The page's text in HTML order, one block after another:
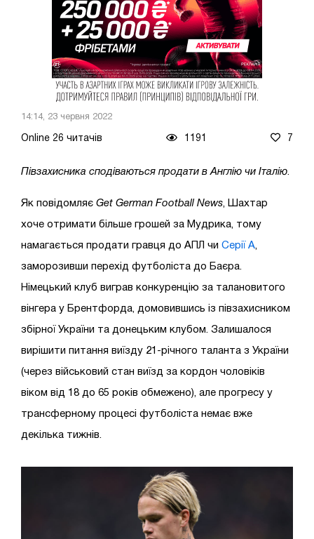
14:14, 23 червня 2022
Online 26 читачів 1191 7
Півзахисника сподіваються продати в Англію чи Італію
Як повідомляє Get German Football News , Шахтар
хоче отримати більше грошей за Мудрика, тому
намагається продати гравця до АПЛ чи Серії А
заморозивши перехід футболіста до Баєра.
Німецький клуб виграв конкуренцію за талановитого
вінгера у Брентфорда, домовившись із півзахисником
збірної України та донецьким клубом. Залишалося
вирішити питання виїзду 21-річного таланта з України
(через військовий стан виїзд за кордон чоловіків
віком від 18 до 65 років обмежено), але прогресу у
трансферному процесі футболіста немає вже
декілька тижнів.